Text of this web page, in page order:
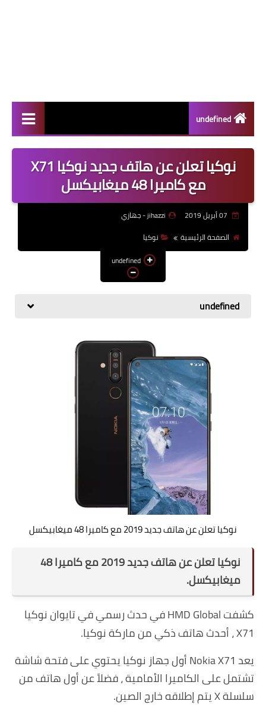
undefined
سامسونج
الاجهزة الوحية
ابل
اسعار الهواتف
هواوي
اجهزة جوجل
العامة
مركات الهواتف
نوكيا تعلن عن هاتف جديد نوكيا X71
مع كاميرا 48 ميغابيكسل
jihazzi - جهازي
الصفحة الرئيسية
نوكيا
undefined
undefined
نوكيا تعلن عن هاتف جديد 2019 مع كاميرا 48 ميغابيكسل
نوكيا تعلن عن هاتف جديد 2019 مع كاميرا 48
ميغابيكسل.
كشفت HMD Global في حدث رسمي في تايوان نوكيا
X71 ، أحدث هاتف ذكي من ماركة نوكيا.
يعد Nokia X71 أول جهاز نوكيا يحتوي على فتحة شاشة
تشتمل على الكاميرا الأمامية ، فضلاً عن أول هاتف من
سلسلة X يتم إطلاقه خارج الصين.